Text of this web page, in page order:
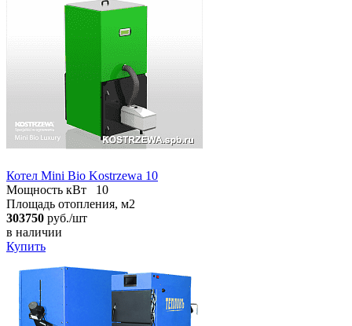
Котел Mini Bio Kostrzewa 10
Мощность кВт
10
Площадь отопления, м2
303750 руб./шт
в наличии
Купить